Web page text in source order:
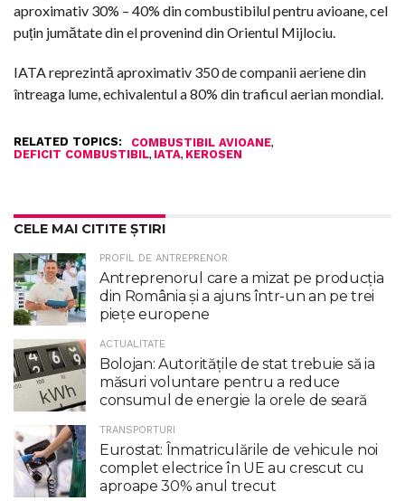
aproximativ 30% – 40% din combustibilul pentru avioane, cel
puțin jumătate din el provenind din Orientul Mijlociu.
IATA reprezintă aproximativ 350 de companii aeriene din
întreaga lume, echivalentul a 80% din traficul aerian mondial.
RELATED TOPICS: COMBUSTIBIL AVIOANE,
DEFICIT COMBUSTIBIL, IATA, KEROSEN
CELE MAI CITITE ȘTIRI
PROFIL DE ANTREPRENOR
Antreprenorul care a mizat pe producția
din România și a ajuns într-un an pe trei
piețe europene
ACTUALITATE
Bolojan: Autoritățile de stat trebuie să ia
măsuri voluntare pentru a reduce
consumul de energie la orele de seară
TRANSPORTURI
Eurostat: Înmatriculările de vehicule noi
complet electrice în UE au crescut cu
aproape 30% anul trecut